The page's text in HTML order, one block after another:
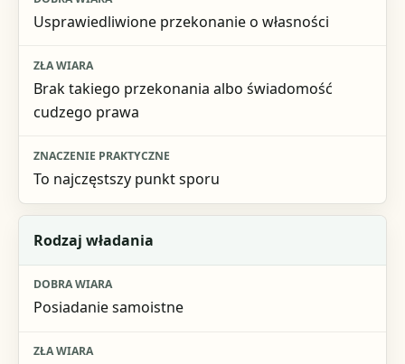
Usprawiedliwione przekonanie o własności
Brak takiego przekonania albo świadomość
cudzego prawa
To najczęstszy punkt sporu
Rodzaj władania
Posiadanie samoistne